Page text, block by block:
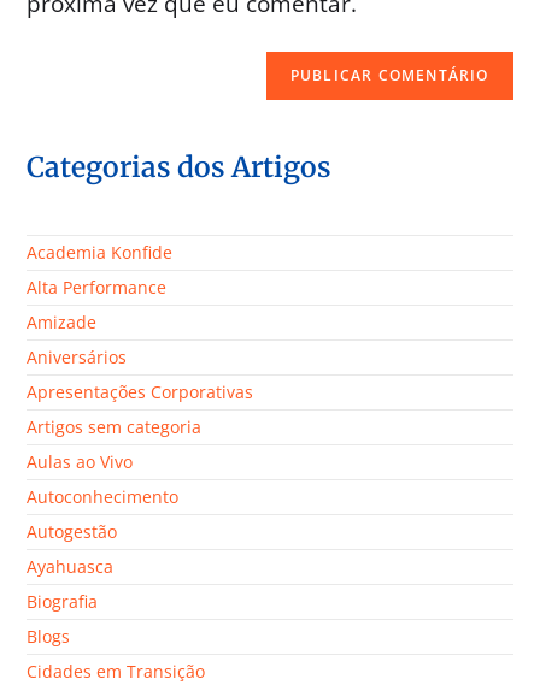
Categorias dos Artigos
Academia Konfide
Alta Performance
Amizade
Aniversários
Apresentações Corporativas
Artigos sem categoria
Aulas ao Vivo
Autoconhecimento
Autogestão
Ayahuasca
Biografia
Blogs
Cidades em Transição